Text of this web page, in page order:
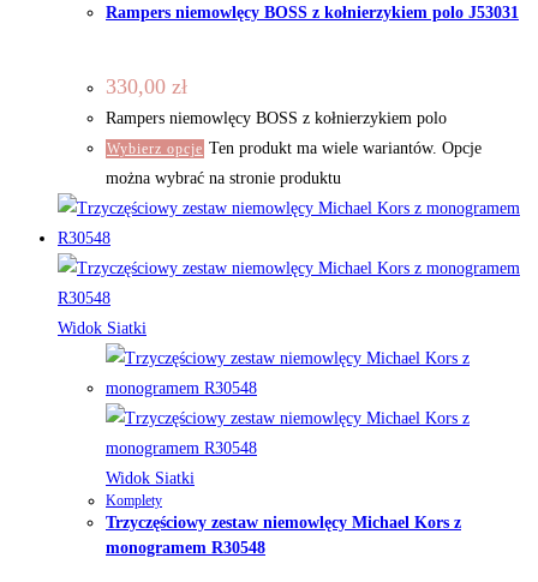
Rampers niemowlęcy BOSS z kołnierzykiem polo J53031
330,00 zł
Rampers niemowlęcy BOSS z kołnierzykiem polo
Wybierz opcje Ten produkt ma wiele wariantów. Opcje
można wybrać na stronie produktu
Widok Siatki
Widok Siatki
Komplety
Trzyczęściowy zestaw niemowlęcy Michael Kors z
monogramem R30548